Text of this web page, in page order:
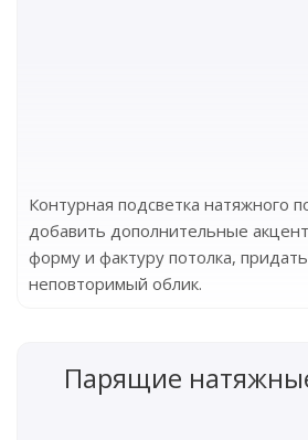
Контурная подсветка натяжного
добавить дополнительные
форму и фактуру потолка,
неповторимый облик.
Парящие